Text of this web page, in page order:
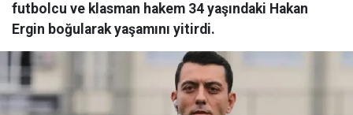
futbolcu ve klasman hakem 34 yaşındaki Hakan
Ergin boğularak yaşamını yitirdi.